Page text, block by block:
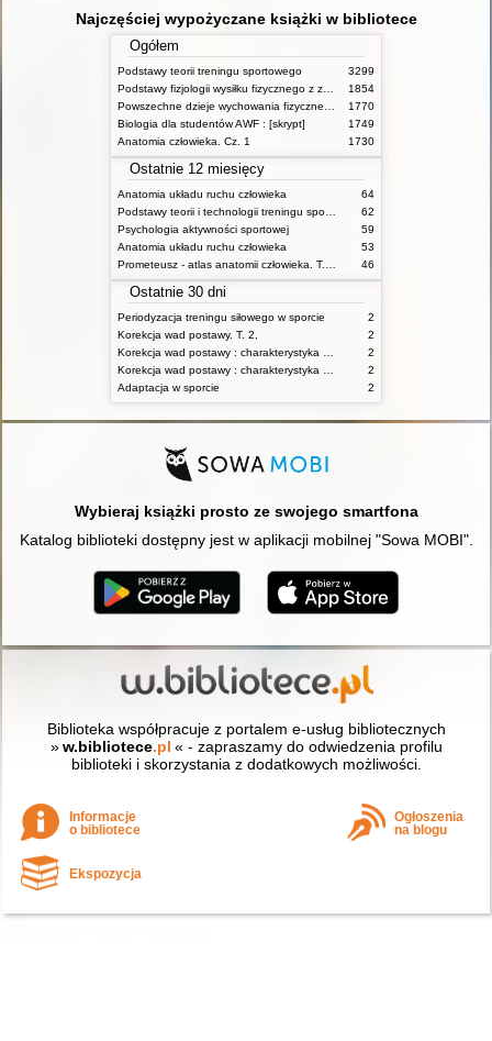
Najczęściej wypożyczane książki w bibliotece
Ogółem
Podstawy teorii treningu sportowego
3299
1854
1770
Biologia dla studentów AWF : [skrypt]
1749
Anatomia człowieka. Cz. 1
1730
Ostatnie 12 miesięcy
Anatomia układu ruchu człowieka
64
62
Psychologia aktywności sportowej
59
Anatomia układu ruchu człowieka
53
46
Ostatnie 30 dni
Periodyzacja treningu siłowego w sporcie
2
Korekcja wad postawy. T. 2,
2
2
2
Adaptacja w sporcie
2
Wybieraj książki prosto ze swojego smartfona
Katalog biblioteki dostępny jest w aplikacji mobilnej "Sowa MOBI".
Biblioteka współpracuje z portalem e-usług bibliotecznych
» w.bibliotece.pl « - zapraszamy do odwiedzenia profilu
biblioteki i skorzystania z dodatkowych możliwości.
Informacje
o bibliotece
Ogłoszenia
na blogu
Ekspozycja